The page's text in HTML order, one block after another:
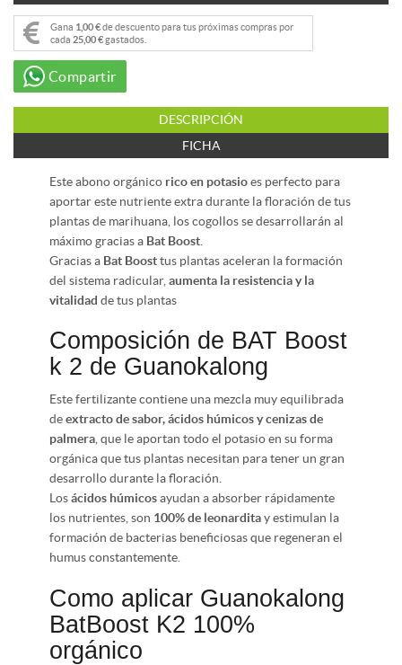
Gana 1,00 €de descuento para tus próximas compras por
cada 25,00 €gastados.
Compartir
DESCRIPCIÓN
FICHA
Este abono orgánico rico en potasioes perfecto para
aportar este nutriente extra durante la floración de tus
plantas de marihuana, los cogollos se desarrollarán al
máximo gracias a Bat Boost
Gracias a Bat Boosttus plantas aceleran la formación
del sistema radicular, aumenta la resistencia y la
vitalidad de tus plantas
Composición de BAT Boost
k 2 de Guanokalong
Este fertilizante contiene una mezcla muy equilibrada
deextracto de sabor, ácidos húmicos y cenizas de
palmera, que le aportan todo el potasio en su forma
orgánica que tus plantas necesitan para tener un gran
desarrollo durante la floración.
Losácidos húmicosayudan a absorber rápidamente
los nutrientes, son 100% de leonarditay estimulan la
formación de bacterias beneficiosas que regeneran el
humus constantemente.
Como aplicar Guanokalong
BatBoost K2 100%
orgánico